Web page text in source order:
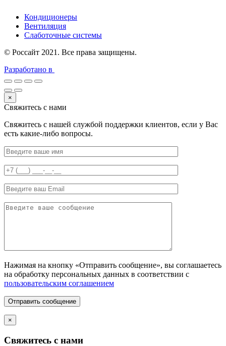
Кондиционеры
Вентиляция
Слаботочные системы
© Россайт 2021. Все права защищены.
Разработано в
×
Свяжитесь с нами
Свяжитесь с нашей службой поддержки клиентов, если у Вас
есть какие-либо вопросы.
Нажимая на кнопку «Отправить сообщение», вы соглашаетесь
на обработку персональных данных в соответствии с
пользовательским соглашением
Отправить сообщение
×
Свяжитесь с нами